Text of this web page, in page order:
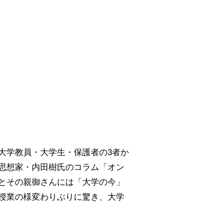
学教員・大学生・保護者の3者か
想家・内田樹氏のコラム「オン
の親御さんには「大学の今」
業の様変わりぶりに驚き、大学